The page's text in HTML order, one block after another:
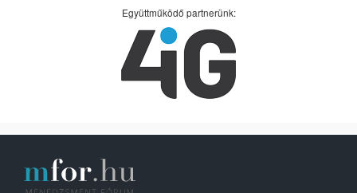
Együttműködő partnerünk: